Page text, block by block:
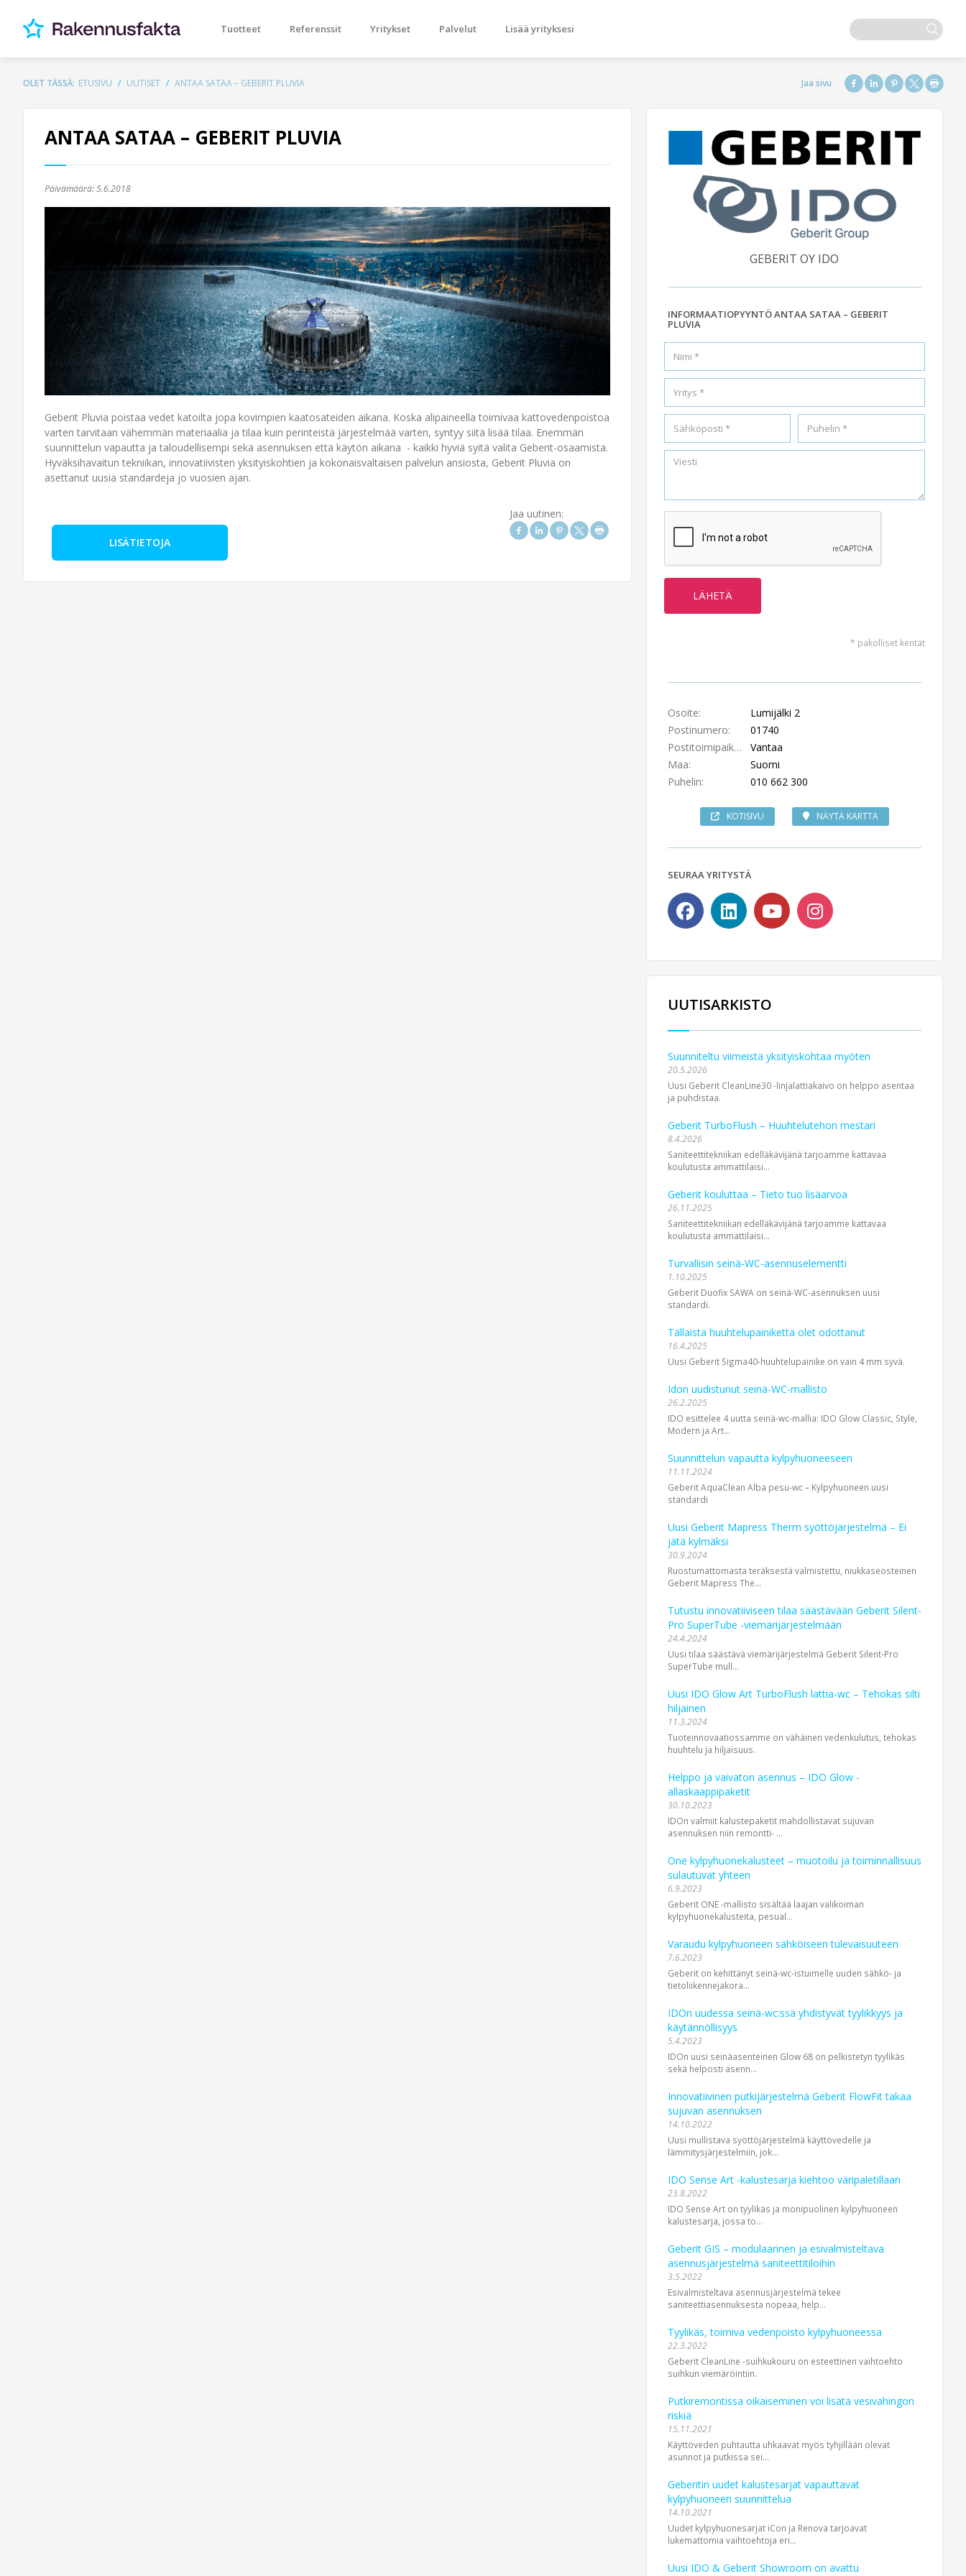
Tuotteet Referenssit Yritykset Palvelut Lisää yrityksesi
OLET TÄSSÄ: ETUSIVU UUTISET ANTAA SATAA – GEBERIT PLUVIA
ANTAA SATAA – GEBERIT PLUVIA
Päivämäärä:5.6.2018
Geberit Pluvia poistaa vedet katoilta jopa kovimpien kaatosateiden aikana. Koska alipaineella toimivaa kattovedenpoistoa
varten tarvitaan vähemmän materiaalia ja tilaa kuin perinteistä järjestelmää varten, syntyy siitä lisää tilaa. Enemmän
suunnittelun vapautta ja taloudellisempi sekä asennuksen että käytön aikana - kaikki hyviä syitä valita Geberit-osaamista.
Hyväksihavaitun tekniikan, innovatiivisten yksityiskohtien ja kokonaisvaltaisen palvelun ansiosta, Geberit Pluvia on
asettanut uusia standardeja jo vuosien ajan.
LISÄTIETOJA
Jaa uutinen:
GEBERIT OY IDO
INFORMAATIOPYYNTÖ ANTAA SATAA – GEBERIT
PLUVIA
* pakolliset kentät
Osoite:
Lumijälki 2
Postinumero:
01740
Postitoimipaikka:
Vantaa
Maa:
Suomi
Puhelin:
010 662 300
KOTISIVU NÄYTÄ KARTTA
SEURAA YRITYSTÄ
UUTISARKISTO
Suunniteltu viimeistä yksityiskohtaa myöten
20.5.2026
Uusi Geberit CleanLine30 -linjalattiakaivo on helppo asentaa
ja puhdistaa.
Geberit TurboFlush – Huuhtelutehon mestari
8.4.2026
Saniteettitekniikan edelläkävijänä tarjoamme kattavaa
koulutusta ammattilaisi...
Geberit kouluttaa – Tieto tuo lisäarvoa
26.11.2025
Saniteettitekniikan edelläkävijänä tarjoamme kattavaa
koulutusta ammattilaisi...
Turvallisin seinä-WC-asennuselementti
1.10.2025
Geberit Duofix SAWA on seinä-WC-asennuksen uusi
standardi.
Tällaista huuhtelupainiketta olet odottanut
16.4.2025
Uusi Geberit Sigma40-huuhtelupainike on vain 4 mm syvä.
Idon uudistunut seinä-WC-mallisto
26.2.2025
IDO esittelee 4 uutta seinä-wc-mallia: IDO Glow Classic, Style,
Modern ja Art...
Suunnittelun vapautta kylpyhuoneeseen
11.11.2024
Geberit AquaClean Alba pesu-wc – Kylpy­huoneen uusi
standardi
Uusi Geberit Mapress Therm syöttöjärjestelmä – Ei
jätä kylmäksi
30.9.2024
Ruostumattomasta teräksestä valmistettu, niukkaseosteinen
Geberit Mapress The...
Tutustu innovatiiviseen tilaa säästävään Geberit Silent-
Pro SuperTube -viemärijärjestelmään
24.4.2024
Uusi tilaa säästävä viemäri­järjestelmä Geberit Silent-Pro
SuperTube mull...
Uusi IDO Glow Art TurboFlush lattia-wc – Tehokas silti
hiljainen
11.3.2024
Tuoteinnovaatiossamme on vähäinen vedenkulutus, tehokas
huuhtelu ja hiljaisuus.
Helppo ja vaivaton asennus – IDO Glow -
allaskaappipaketit
30.10.2023
IDOn valmiit kalustepaketit mahdollistavat sujuvan
asennuksen niin remontti- ...
One kylpyhuonekalusteet – muotoilu ja toiminnallisuus
sulautuvat yhteen
6.9.2023
Geberit ONE -mallisto sisältää laajan valikoiman
kylpyhuonekalusteita, pesual...
Varaudu kylpyhuoneen sähköiseen tulevaisuuteen
7.6.2023
Geberit on kehittänyt seinä-wc-istuimelle uuden sähkö- ja
tietoliikennejakora...
IDOn uudessa seinä-wc:ssä yhdistyvät tyylikkyys ja
käytännöllisyys
5.4.2023
IDOn uusi seinäasenteinen Glow 68 on pelkistetyn tyylikäs
sekä helposti asenn...
Innovatiivinen putkijärjestelmä Geberit FlowFit takaa
sujuvan asennuksen
14.10.2022
Uusi mullistava syöttöjärjestelmä käyttövedelle ja
lämmitysjärjestelmiin, jok...
IDO Sense Art -kalustesarja kiehtoo väripaletillaan
23.8.2022
IDO Sense Art on tyylikäs ja monipuolinen kylpyhuoneen
kalustesarja, jossa to...
Geberit GIS – modulaarinen ja esivalmisteltava
asennusjärjestelmä saniteettitiloihin
3.5.2022
Esivalmisteltava asennusjärjestelmä tekee
saniteettiasennuksesta nopeaa, help...
Tyylikäs, toimiva vedenpoisto kylpyhuoneessa
22.3.2022
Geberit CleanLine -suihkukouru on esteettinen vaihtoehto
suihkun viemäröintiin.
Putkiremontissa oikaiseminen voi lisätä vesivahingon
riskiä
15.11.2021
Käyttöveden puhtautta uhkaavat myös tyhjillään olevat
asunnot ja putkissa sei...
Geberitin uudet kalustesarjat vapauttavat
kylpyhuoneen suunnittelua
14.10.2021
Uudet kylpyhuonesarjat iCon ja Renova tarjoavat
lukemattomia vaihtoehtoja eri...
Uusi IDO & Geberit Showroom on avattu